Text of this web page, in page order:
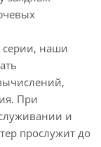
серии, наши
При
и
прослужит до